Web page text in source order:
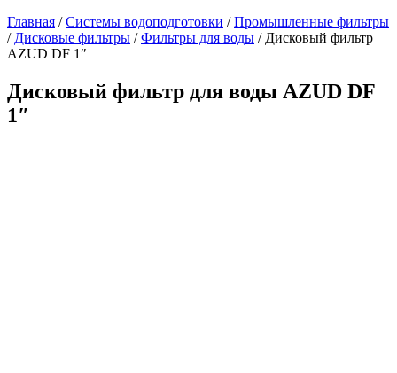
Главная /Системы водоподготовки /Промышленные фильтры
/ Дисковые фильтры /Фильтры для воды / Дисковый фильтр
AZUD DF 1″
Дисковый фильтр для воды AZUD DF
1″